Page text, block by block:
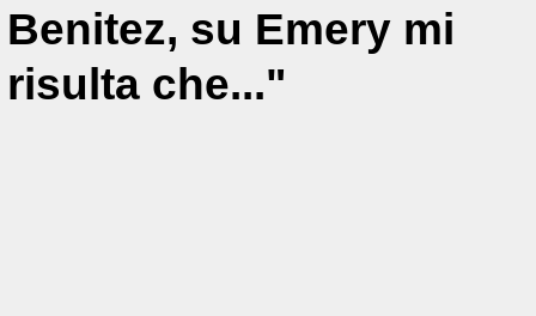
Benitez, su Emery mi
risulta che..."